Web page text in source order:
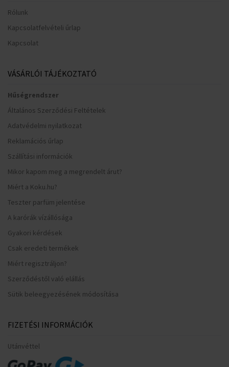
Rólunk
Kapcsolatfelvételi űrlap
Kapcsolat
VÁSÁRLÓI TÁJÉKOZTATÓ
Hűségrendszer
Általános Szerződési Feltételek
Adatvédelmi nyilatkozat
Reklamációs űrlap
Szállítási információk
Mikor kapom meg a megrendelt árut?
Miért a Koku.hu?
Teszter parfüm jelentése
A karórák vízállósága
Gyakori kérdések
Csak eredeti termékek
Miért regisztráljon?
Szerződéstől való elállás
Sütik beleegyezésének módosítása
FIZETÉSI INFORMÁCIÓK
Utánvéttel